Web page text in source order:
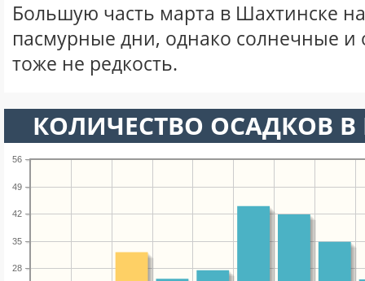
Большую часть марта в Шахтинске
пасмурные дни, однако солнечные
тоже не редкость.
КОЛИЧЕСТВО ОСАДКОВ
28
35
42
49
56